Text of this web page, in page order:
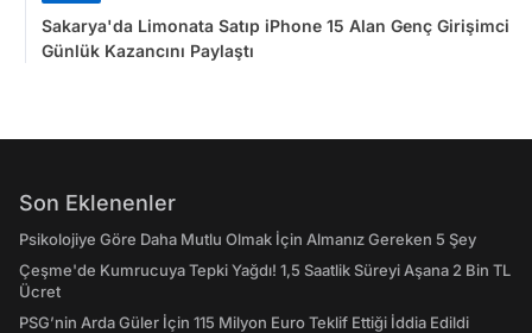
Sakarya'da Limonata Satıp iPhone 15 Alan Genç Girişimci
Günlük Kazancını Paylaştı
Son Eklenenler
Psikolojiye Göre Daha Mutlu Olmak İçin Almanız Gereken 5 Şey
Çeşme'de Kumrucuya Tepki Yağdı! 1,5 Saatlik Süreyi Aşana 2 Bin TL
Ücret
PSG’nin Arda Güler İçin 115 Milyon Euro Teklif Ettiği İddia Edildi